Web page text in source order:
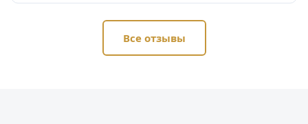
Все отзывы